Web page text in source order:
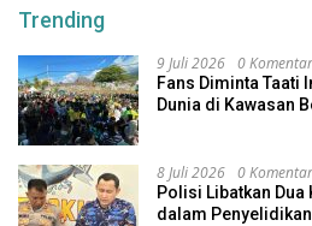
Trending
9 Juli 2026 0 Komentar
Fans Diminta Taati
Dunia di Kawasan
8 Juli 2026 0 Komentar
Polisi Libatkan
dalam